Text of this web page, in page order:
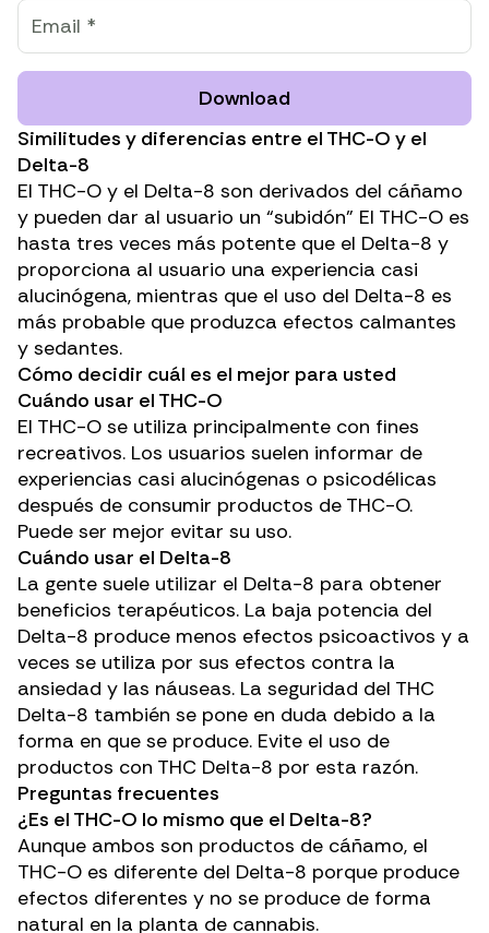
Download
Similitudes y diferencias entre el THC-O y el
Delta-8
El THC-O y el Delta-8 son derivados del cáñamo
y pueden dar al usuario un “subidón” El THC-O es
hasta tres veces más potente que el Delta-8 y
proporciona al usuario una experiencia casi
alucinógena, mientras que el uso del Delta-8 es
más probable que produzca efectos calmantes
y sedantes.
Cómo decidir cuál es el mejor para usted
Cuándo usar el THC-O
El THC-O se utiliza principalmente con fines
recreativos. Los usuarios suelen informar de
experiencias casi alucinógenas o psicodélicas
después de consumir productos de THC-O.
Puede ser mejor evitar su uso.
Cuándo usar el Delta-8
La gente suele utilizar el Delta-8 para obtener
beneficios terapéuticos. La baja potencia del
Delta-8 produce menos efectos psicoactivos y a
veces se utiliza por sus efectos contra la
ansiedad y las náuseas. La seguridad del THC
Delta-8 también se pone en duda debido a la
forma en que se produce. Evite el uso de
productos con THC Delta-8 por esta razón.
Preguntas frecuentes
¿Es el THC-O lo mismo que el Delta-8?
Aunque ambos son productos de cáñamo, el
THC-O es diferente del Delta-8 porque produce
efectos diferentes y no se produce de forma
natural en la planta de cannabis.